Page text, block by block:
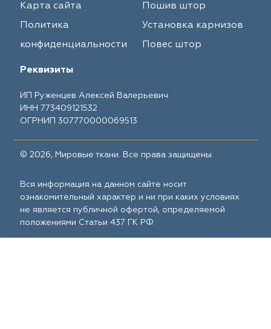
Карта сайта
Политика
конфиденциальности
Пошив штор
Установка карнизов
Повес штор
Реквизиты
ИП Руженцев Алексей Валерьевич
ИНН 773409121532
ОГРНИП 307770000069513
© 2026, Мировые ткани. Все права защищены.
Вся информация на данном сайте носит
ознакомительный характер и ни при каких условиях
не является публичной офертой, определяемой
положениями Статьи 437 ГК РФ.